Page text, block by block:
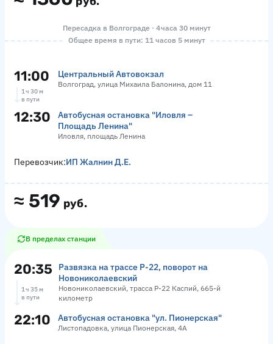
Пересадка в Волгограде · 4 часа 30 минут
Общее время в пути: 11 часов 5 минут
11:00 Центральный Автовокзал
Волгоград, улица Михаила Балонина, дом 11
1 ч 30 м
в пути
12:30
Автобусная остановка "Иловля –
Площадь Ленина"
Иловля, площадь Ленина
≈ 519 руб.
Перевозчик:ИП Жалнин Д.Е.
В пределах станции
20:35
Развязка на трассе Р-22, поворот на
Новониколаевский
Новониколаевский, трасса Р-22 Каспий, 665-й
километр
1 ч 35 м
в пути
22:10 Автобусная остановка "ул. Пионерская"
Листопадовка, улица Пионерская, 4А